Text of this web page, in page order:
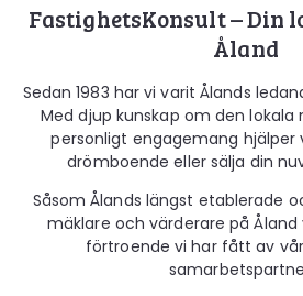
FastighetsKonsult – Din
Åland
Sedan 1983 har vi varit Ålands
Med djup kunskap om den
personligt engagemang
drömboende eller sälja din
Såsom Ålands längst etablerade
mäklare och värderare på
förtroende vi har fått av